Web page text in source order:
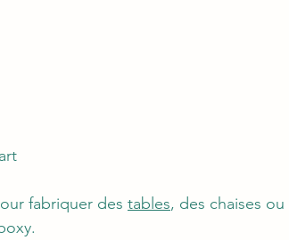
fabriquer des tables, des chaises ou